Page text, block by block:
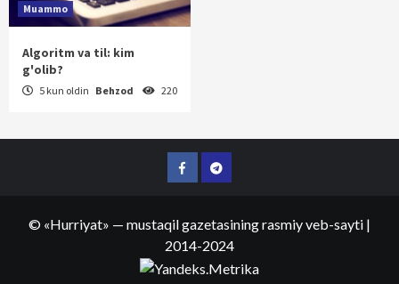
Muammo
Algoritm va til: kim
g'olib?
5 kun oldin Behzod 220
FacebookTelegram
© «Hurriyat» — mustaqil gazetasining rasmiy veb-sayti |
2014-2024